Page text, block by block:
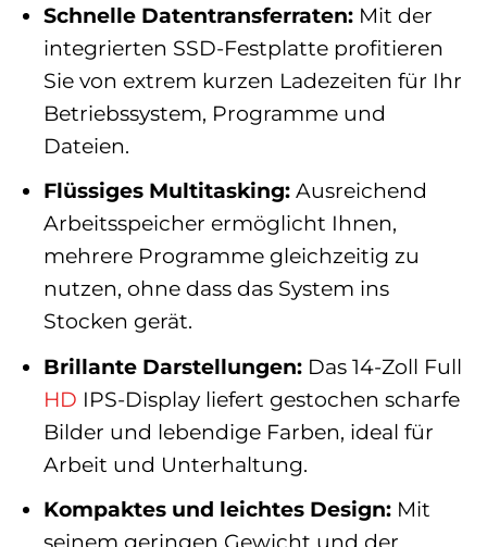
Schnelle Datentransferraten:Mit der
integrierten SSD-Festplatte profitieren
Sie von extrem kurzen Ladezeiten für Ihr
Betriebssystem, Programme und
Dateien.
Flüssiges Multitasking:Ausreichend
Arbeitsspeicher ermöglicht Ihnen,
mehrere Programme gleichzeitig zu
nutzen, ohne dass das System ins
Stocken gerät.
Brillante Darstellungen:Das 14-Zoll Full
HD IPS-Display liefert gestochen scharfe
Bilder und lebendige Farben, ideal für
Arbeit und Unterhaltung.
Kompaktes und leichtes Design:Mit